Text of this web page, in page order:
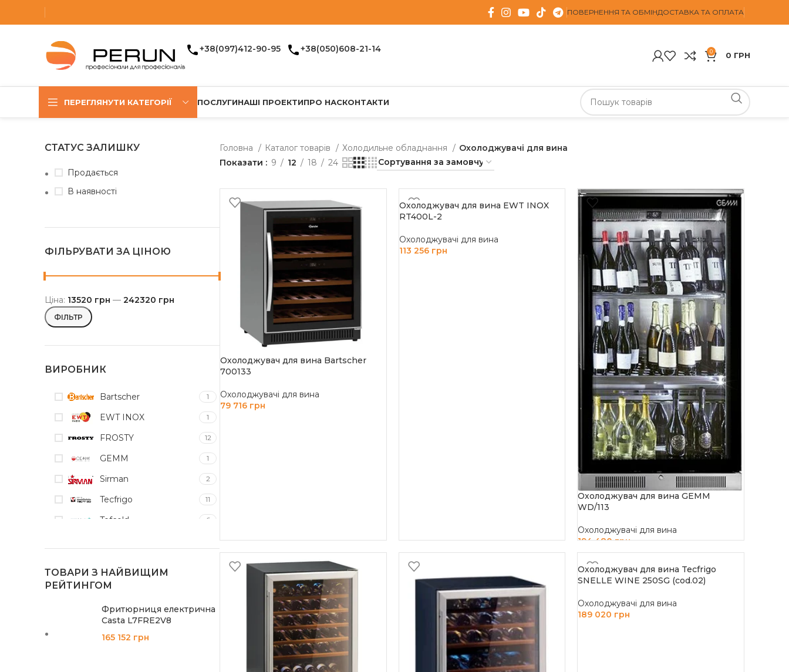
ПОВЕРНЕННЯ ТА ОБМІНДОСТАВКА ТА ОПЛАТА
+38(097)412-90-95 +38(050)608-21-14 0 0 ГРН
ПЕРЕГЛЯНУТИ КАТЕГОРІЇ ПОСЛУГИНАШІ ПРОЕКТИПРО НАСКОНТАКТИ
СТАТУС ЗАЛИШКУ
Продається
В наявності
ФІЛЬРУВАТИ ЗА ЦІНОЮ
ФІЛЬТР
Ціна: 13520 грн — 242320 грн
ВИРОБНИК
Bartscher 1
EWT INOX 1
FROSTY 12
GEMM 1
Sirman 2
Tecfrigo 11
Tefcold 6
ТОВАРИ З НАЙВИЩИМ
РЕЙТИНГОМ
Фритюрниця електрична
Casta L7FRE2V8
165 152 грн
Головна Каталог товарів Холодильне обладнання
Охолоджувачі для вина
Показати
9 12 18 24
Охолоджувач для вина Bartscher
700133
Охолоджувачі для вина
79 716 грн
Охолоджувач для вина EWT INOX
RT400L-2
Охолоджувачі для вина
113 256 грн
Охолоджувач для вина GEMM
WD/113
Охолоджувачі для вина
194 480грн
Охолоджувач для вина Tecfrigo
SNELLE WINE 250SG (cod.02)
Охолоджувачі для вина
189 020 грн